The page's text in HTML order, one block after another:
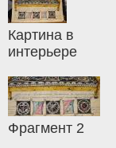
Картина в
интерьере
Фрагмент 2